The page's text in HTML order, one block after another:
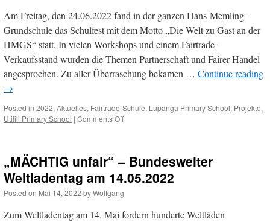
Am Freitag, den 24.06.2022 fand in der ganzen Hans-Memling-
Grundschule das Schulfest mit dem Motto „Die Welt zu Gast an der
HMGS“ statt. In vielen Workshops und einem Fairtrade-
Verkaufsstand wurden die Themen Partnerschaft und Fairer Handel
angesprochen. Zu aller Überraschung bekamen … Continue reading
→
Posted in 2022, Aktuelles, Fairtrade-Schule, Lupanga Primary School, Projekte,
Utilili Primary School | Comments Offon
Memling-
Grundschule
am
24.06.2022
„MÄCHTIG unfair“ – Bundesweiter
Weltladentag am 14.05.2022
Posted on Mai 14, 2022 byWolfgang
Zum Weltladentag am 14. Mai fordern hunderte Weltläden